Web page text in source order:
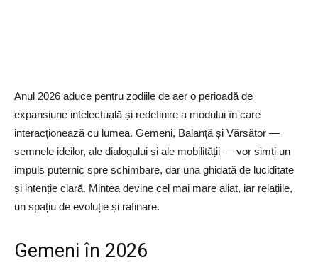
Anul 2026 aduce pentru zodiile de aer o perioadă de
expansiune intelectuală și redefinire a modului în care
interacționează cu lumea. Gemeni, Balanță și Vărsător —
semnele ideilor, ale dialogului și ale mobilității — vor simți un
impuls puternic spre schimbare, dar una ghidată de luciditate
și intenție clară. Mintea devine cel mai mare aliat, iar relațiile,
un spațiu de evoluție și rafinare.
Gemeni în 2026